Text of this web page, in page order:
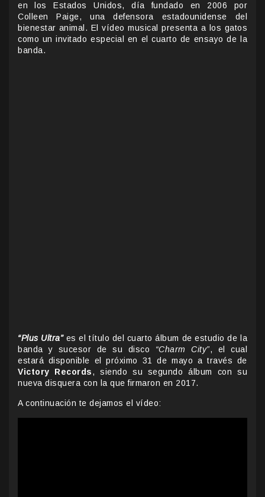
en los Estados Unidos, día fundado en 2006 por
Colleen Paige, una defensora estadounidense del
bienestar animal. El vídeo musical presenta a los gatos
como un invitado especial en el cuarto de ensayo de la
banda.
“Plus Ultra”es el título del cuarto álbum de estudio de la
banda y sucesor de su disco “Charm City”, el cual
estará disponible el próximo 31 de mayo a través de
Victory Records, siendo su segundo álbum con su
nueva disquera con la que firmaron en 2017.
A continuación te dejamos el vídeo: